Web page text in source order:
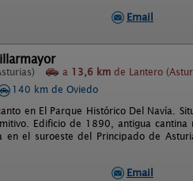
Email
a 13,6 km de Lantero
140 km de Oviedo
en El Parque Histórico Del Navía.
Edificio de 1890, antigua
en el suroeste del Principado de
Email